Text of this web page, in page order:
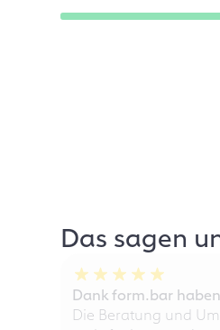
Das sagen
Dank form.bar
Die Beratung und